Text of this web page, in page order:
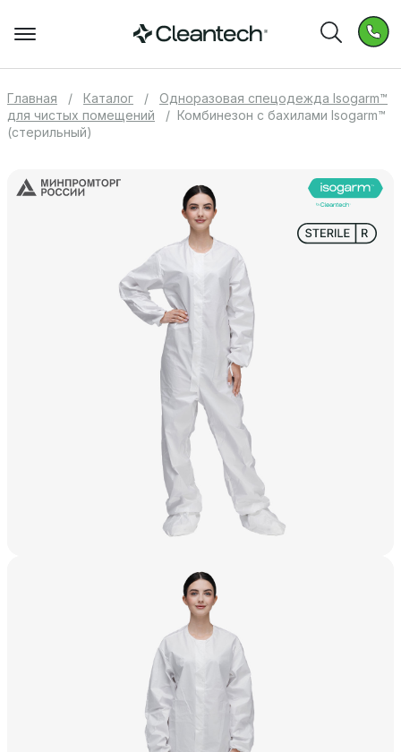
Главная Каталог
Одноразовая спецодежда Isogarm™
для чистых помещений
Комбинезон с бахилами Isogarm™
(стерильный)